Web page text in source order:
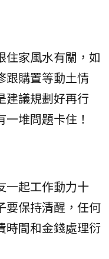
住家風水有關，如
跟購置等動土情
建議規劃好再行
堆問題卡住！
一起工作動力十
要保持清醒，任何
時間和金錢處理衍